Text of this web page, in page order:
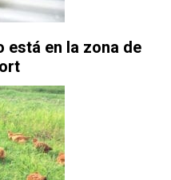
está en la zona de